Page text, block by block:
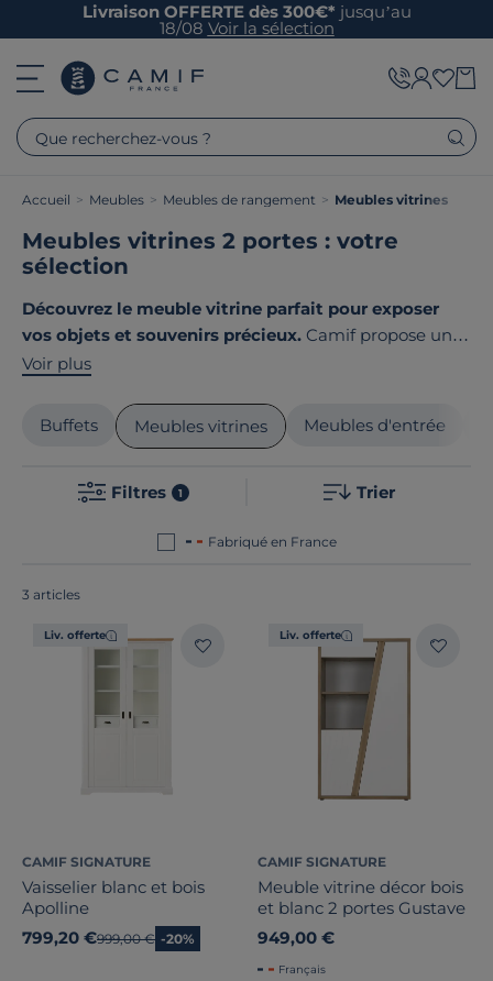
Livraison OFFERTE dès 300€* jusqu’au
18/08 Voir la sélection
Que recherchez-vous ?
Accueil > Meubles > Meubles de rangement > Meubles vitrines
Meubles vitrines 2 portes : votre
sélection
Découvrez le meuble vitrine parfait pour exposer
vos objets et souvenirs précieux. Camif propose une
large gamme de vitrines au design élégant, capables
contemporain ou terroir. Que vous optiez pour un
modèle en bois massif ou avec des finitions modernes,
vos besoins. Le point commun de nos produits ? Ils
Voir plus
Buffets Meubles vitrines Meubles d'entrée
Filtres 1 Trier
Fabriqué en France
3 articles
Liv. offerte
CAMIF SIGNATURE
Vaisselier blanc et bois
Apolline
799,20 €Ancien prix
999,00 € -20%
Liv. offerte
CAMIF SIGNATURE
Meuble vitrine décor bois
et blanc 2 portes Gustave
949,00 €
Français
Nombre de tiroirs
Nombre de portes 1